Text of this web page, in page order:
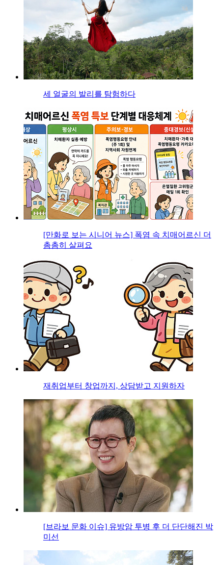
세 얼굴의 발리를 탐험하다
[만화로 보는 시니어 뉴스] 폭염 속 치매어르신 더
촘촘히 살펴요
재취업부터 창업까지, 상담받고 지원하자
[브라보 문화 이슈] 유방암 투병 후 더 단단해진 박
미선